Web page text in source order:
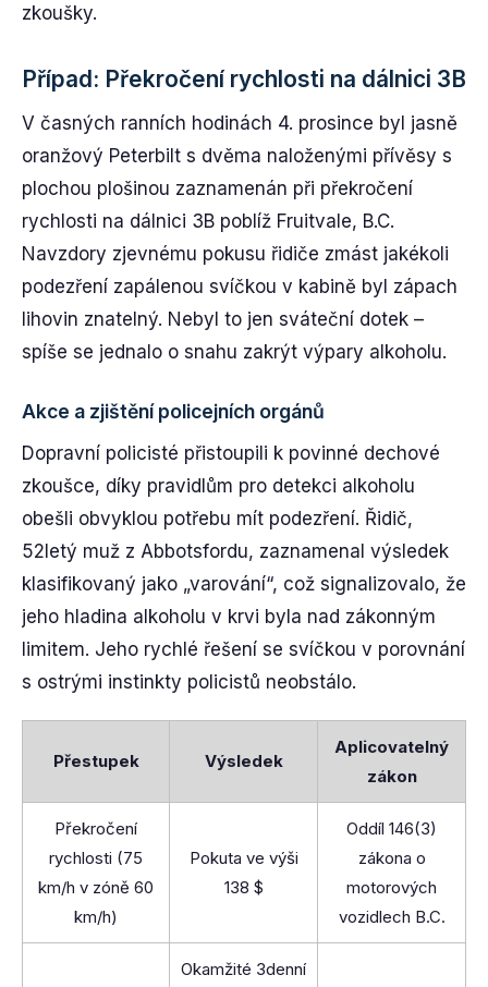
zkoušky.
Případ: Překročení rychlosti na dálnici 3B
V časných ranních hodinách 4. prosince byl jasně
oranžový Peterbilt s dvěma naloženými přívěsy s
plochou plošinou zaznamenán při překročení
rychlosti na dálnici 3B poblíž Fruitvale, B.C.
Navzdory zjevnému pokusu řidiče zmást jakékoli
podezření zapálenou svíčkou v kabině byl zápach
lihovin znatelný. Nebyl to jen sváteční dotek –
spíše se jednalo o snahu zakrýt výpary alkoholu.
Akce a zjištění policejních orgánů
Dopravní policisté přistoupili k povinné dechové
zkoušce, díky pravidlům pro detekci alkoholu
obešli obvyklou potřebu mít podezření. Řidič,
52letý muž z Abbotsfordu, zaznamenal výsledek
klasifikovaný jako „varování“, což signalizovalo, že
jeho hladina alkoholu v krvi byla nad zákonným
limitem. Jeho rychlé řešení se svíčkou v porovnání
s ostrými instinkty policistů neobstálo.
Přestupek Výsledek
Aplicovatelný
zákon
Překročení
rychlosti (75
km/h v zóně 60
km/h)
Pokuta ve výši
138 $
Oddíl 146(3)
zákona o
motorových
vozidlech B.C.
Okamžité 3denní